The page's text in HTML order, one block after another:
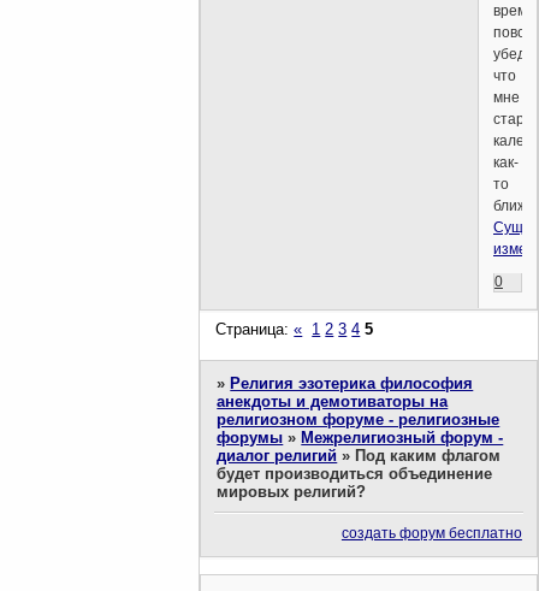
время
повод
что
мне
как-
то
ближе:
0
Страница:« 1 2 3 4 5
» Религия эзотерика философия
анекдоты и демотиваторы на
религиозном форуме - религиозные
форумы » Межрелигиозный форум -
диалог религий » Под каким флагом
будет производиться объединение
мировых религий?
создать форум бесплатно